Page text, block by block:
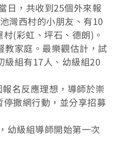
日，共收到25個外來報
灣西村的小朋友、有10
(彩虹、坪石、德朗)。
教家庭。最樂觀估計，試
級組有17人、幼級組20
名反應理想，導師於崇
撒網行動，並分享招募
幼級組導師開始第一次